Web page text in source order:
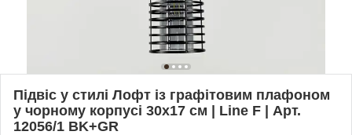
Підвіс у стилі Лофт із графітовим плафоном
у чорному корпусі 30х17 см | Line F | Арт.
12056/1 BK+GR